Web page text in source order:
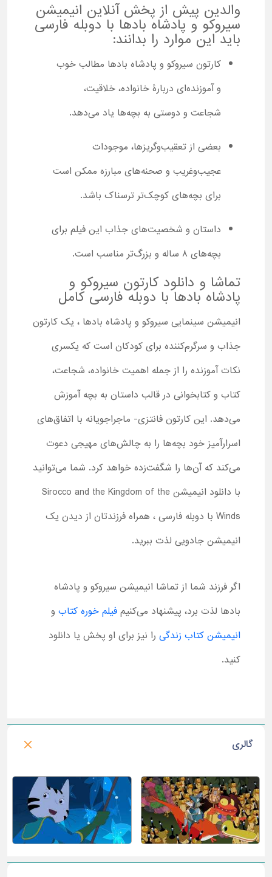
والدین پیش از پخش آنلاین انیمیشن
سیروکو و پادشاه بادها با دوبله فارسی
باید این موارد را بدانند:
کارتون سیروکو و پادشاه بادها مطالب خوب
و آموزنده‌ای دربارۀ خانواده، خلاقیت،
شجاعت و دوستی به بچه‌ها یاد می‌دهد.
بعضی از تعقیب‌و‌گریزها، موجودات
عجیب‌وغریب و صحنه‌های مبارزه ممکن است
برای بچه‌های کوچک‌تر ترسناک باشد.
داستان و شخصیت‌های جذاب این فیلم برای
بچه‌های ۸ ساله و بزرگ‌تر مناسب است.
تماشا و دانلود کارتون سیروکو و
پادشاه بادها با دوبله فارسی کامل
انیمیشن سینمایی سیروکو و پادشاه بادها ، یک کارتون
جذاب و سرگرم‌کننده برای کودکان است که یکسری
نکات آموزنده را از جمله اهمیت خانواده، شجاعت،
کتاب و کتابخوانی در قالب داستان به بچه آموزش
می‌دهد. این کارتون فانتزی- ماجراجویانه با اتفاق‌های
اسرارآمیز خود بچه‌ها را به چالش‌های مهیجی دعوت
می‌کند که آن‌ها را شگفت‌زده خواهد کرد. شما می‌توانید
با دانلود انیمیشن Sirocco and the Kingdom of the
Winds با دوبله فارسی ، همراه فرزندتان از دیدن یک
انیمیشن جادویی لذت ببرید.
اگر فرزند شما از تماشا انیمیشن سیروکو و پادشاه
بادها لذت برد، پیشنهاد می‌کنیم فیلم خوره کتاب و
انیمیشن کتاب زندگی را نیز برای او پخش یا دانلود
کنید.
گالری